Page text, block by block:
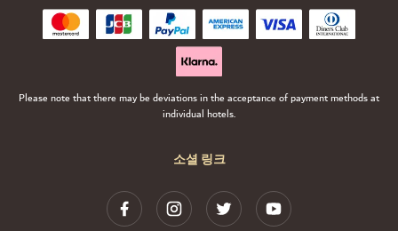
소셜 링크
Please note that there may be deviations in the acceptance of payment methods at
individual hotels.